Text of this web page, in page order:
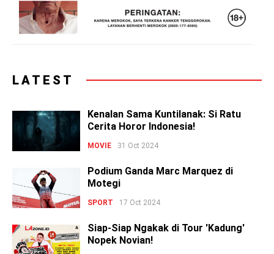
LATEST
Kenalan Sama Kuntilanak: Si Ratu
Cerita Horor Indonesia!
MOVIE 31 Oct 2024
Podium Ganda Marc Marquez di
Motegi
SPORT 17 Oct 2024
Siap-Siap Ngakak di Tour 'Kadung'
Nopek Novian!